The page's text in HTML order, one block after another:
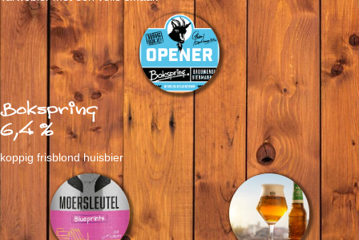
Bokspring
6,4 %
koppig frisblond huisbier